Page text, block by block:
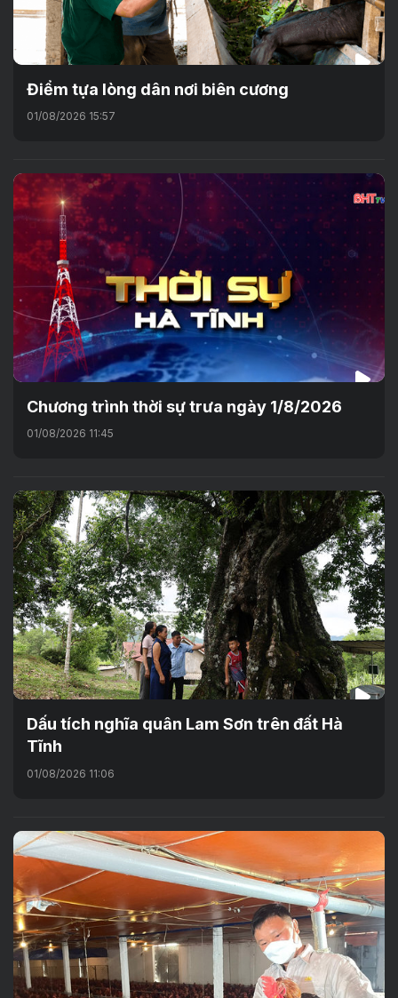
Điểm tựa lòng dân nơi biên cương
01/08/2026 15:57
Chương trình thời sự trưa ngày 1/8/2026
01/08/2026 11:45
Dấu tích nghĩa quân Lam Sơn trên đất Hà
Tĩnh
01/08/2026 11:06